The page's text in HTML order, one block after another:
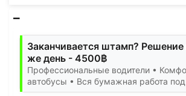
Заканчивается штамп? Решение
же день - 4500฿
Профессиональные водители •
автобусы • Вся бумажная работа